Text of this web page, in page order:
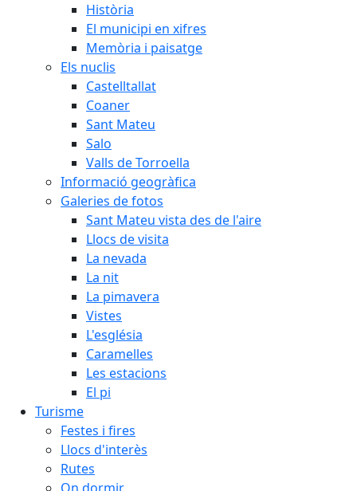
Història
El municipi en xifres
Memòria i paisatge
Els nuclis
Castelltallat
Coaner
Sant Mateu
Salo
Valls de Torroella
Informació geogràfica
Galeries de fotos
Sant Mateu vista des de l'aire
Llocs de visita
La nevada
La nit
La pimavera
Vistes
L'església
Caramelles
Les estacions
El pi
Turisme
Festes i fires
Llocs d'interès
Rutes